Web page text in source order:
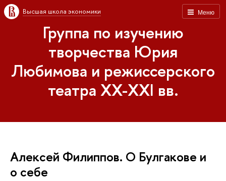
Меню
Высшая школа экономики
Группа по изучению
творчества Юрия
Любимова и режиссерского
театра XX-XXI вв.
Алексей Филиппов. О Булгакове и
о себе